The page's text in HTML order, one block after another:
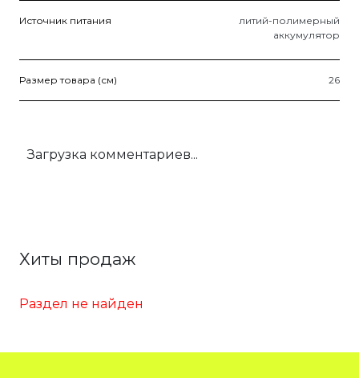
Источник питания
литий-полимерный
аккумулятор
Размер товара (см) 26
Загрузка комментариев...
Хиты продаж
Раздел не найден